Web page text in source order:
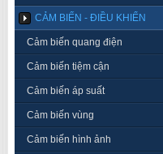
CẢM BIẾN - ĐIỀU KHIỂN
Cảm biến quang điện
Cảm biến tiệm cận
Cảm biến áp suất
Cảm biến vùng
Cảm biến hình ảnh